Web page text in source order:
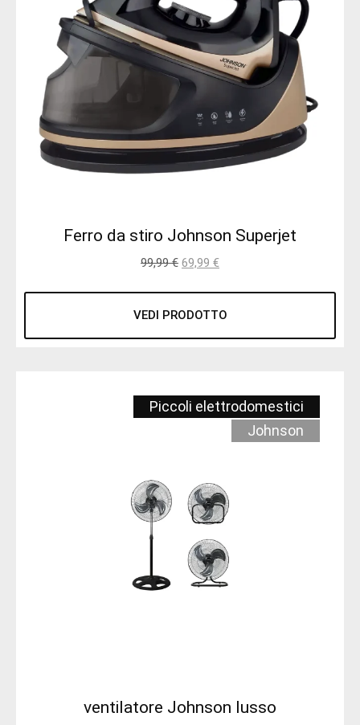
Ferro da stiro Johnson Superjet
99,99€ 69,99 €
VEDI PRODOTTO
Piccoli elettrodomestici
Johnson
ventilatore Johnson lusso